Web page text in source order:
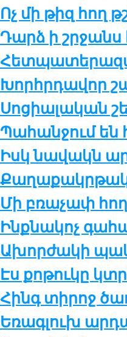
Ոչ մի թիզ հող
Դարձ ի շր­ջանս
Խորհր­դա­վոր
Սո­ցիա­լա­կան
Պա­հան­ջում
Իսկ նավակն
Մի բռա­չափ
Ինք­նա­կոչ
Ախոր­ժա­կի
Էս քոթուկը
Հինգ տի­րոջ
Եռագ­լուխ